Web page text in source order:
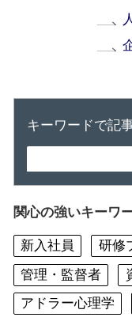
キーワードで記
関心の強いキーワ
新入社員 研修
管理・監督者
アドラー心理学